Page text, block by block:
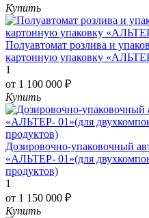
Купить
Полуавтомат розлива и
картонную упаковку
1
от 1 100 000 ₽
Купить
Дозировочно-упаковочный
«АЛЬТЕР- 01»(для
продуктов)
1
от 1 150 000 ₽
Купить